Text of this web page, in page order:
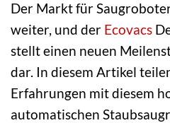
Der Markt für
weiter, und der Ecovacs
stellt einen neuen
dar. In diesem Artikel
Erfahrungen mit diesem
automatischen